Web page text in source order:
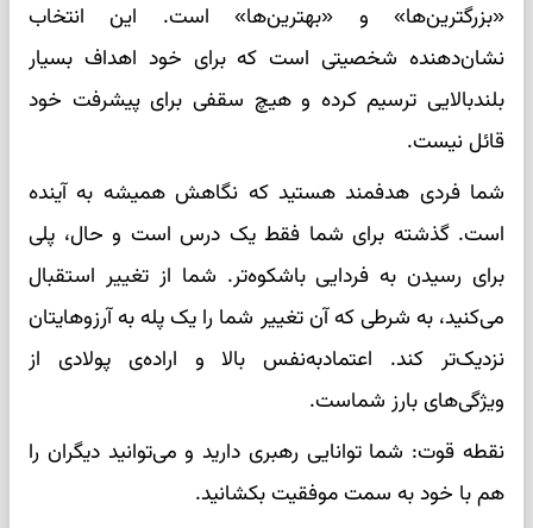
«بزرگترین‌ها» و «بهترین‌ها» است. این انتخاب
نشان‌دهنده شخصیتی است که برای خود اهداف بسیار
بلندبالایی ترسیم کرده و هیچ سقفی برای پیشرفت خود
قائل نیست.
شما فردی هدفمند هستید که نگاهش همیشه به آینده
است. گذشته برای شما فقط یک درس است و حال، پلی
برای رسیدن به فردایی باشکوه‌تر. شما از تغییر استقبال
می‌کنید، به شرطی که آن تغییر شما را یک پله به آرزوهایتان
نزدیک‌تر کند. اعتمادبه‌نفس بالا و اراده‌ی پولادی از
ویژگی‌های بارز شماست.
نقطه قوت: شما توانایی رهبری دارید و می‌توانید دیگران را
هم با خود به سمت موفقیت بکشانید.